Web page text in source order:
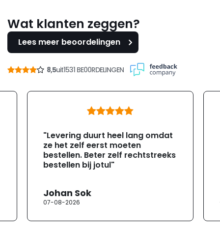
Wat klanten zeggen?
Lees meer beoordelingen
8,5uit1531 BE00RDELINGEN
"Levering duurt heel lang omdat
ze het zelf eerst moeten
bestellen. Beter zelf rechtstreeks
bestellen bij jotul"
Johan Sok
07-08-2026